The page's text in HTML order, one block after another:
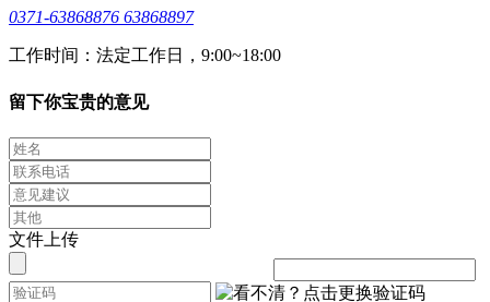
0371-63868876 63868897
工作时间：法定工作日，9:00~18:00
留下你宝贵的意见
文件上传